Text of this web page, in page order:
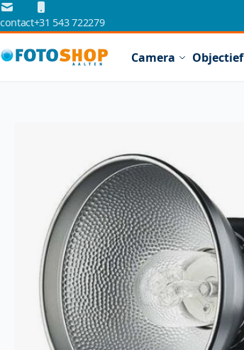
Ga naar de inhoud
contact+31 543 722279
Camera Objectief